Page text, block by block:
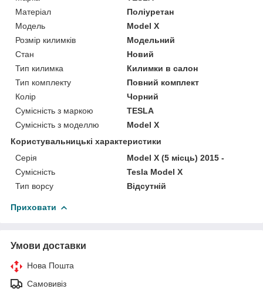
Матеріал
Поліуретан
Модель
Model X
Розмір килимків
Модельний
Стан
Новий
Тип килимка
Килимки в салон
Тип комплекту
Повний комплект
Колір
Чорний
Сумісність з маркою
TESLA
Сумісність з моделлю
Model X
Користувальницькі характеристики
Серія
Model X (5 місць) 2015 -
Сумісність
Tesla Model X
Тип ворсу
Відсутній
Приховати
Умови доставки
Нова Пошта
Самовивіз